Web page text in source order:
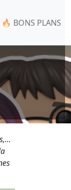
🔥 BONS PLANS